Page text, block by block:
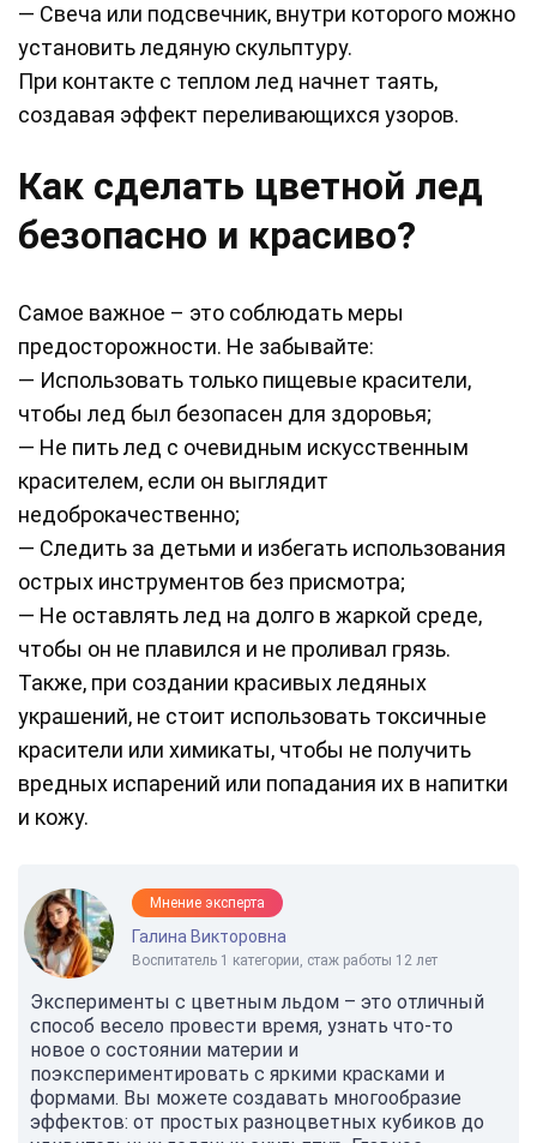
— Свеча или подсвечник, внутри которого можно
установить ледяную скульптуру.
При контакте с теплом лед начнет таять,
создавая эффект переливающихся узоров.
Как сделать цветной лед
безопасно и красиво?
Самое важное – это соблюдать меры
предосторожности. Не забывайте:
— Использовать только пищевые красители,
чтобы лед был безопасен для здоровья;
— Не пить лед с очевидным искусственным
красителем, если он выглядит
недоброкачественно;
— Следить за детьми и избегать использования
острых инструментов без присмотра;
— Не оставлять лед на долго в жаркой среде,
чтобы он не плавился и не проливал грязь.
Также, при создании красивых ледяных
украшений, не стоит использовать токсичные
красители или химикаты, чтобы не получить
вредных испарений или попадания их в напитки
и кожу.
Мнение эксперта
Галина Викторовна
Воспитатель 1 категории, стаж работы 12 лет
Эксперименты с цветным льдом – это отличный
способ весело провести время, узнать что-то
новое о состоянии материи и
поэкспериментировать с яркими красками и
формами. Вы можете создавать многообразие
эффектов: от простых разноцветных кубиков до